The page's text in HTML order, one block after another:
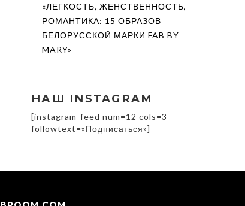
«ЛЕГКОСТЬ, ЖЕНСТВЕННОСТЬ,
РОМАНТИКА: 15 ОБРАЗОВ
БЕЛОРУССКОЙ МАРКИ FAB BY
MARY»
НАШ INSTAGRAM
[instagram-feed num=12 cols=3
followtext=»Подписаться»]